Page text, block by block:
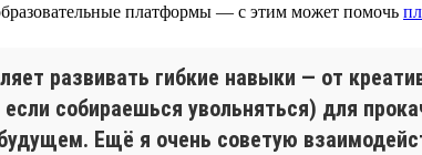
платформы — с этим может помочь
развивать гибкие навыки — от
собираешься увольняться) для
Ещё я очень советую